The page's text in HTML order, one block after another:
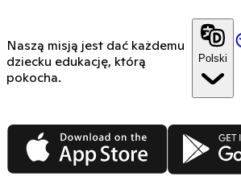
Naszą misją jest dać każdemu
dziecku edukację, którą
pokocha.
Polski
App Store Google Play